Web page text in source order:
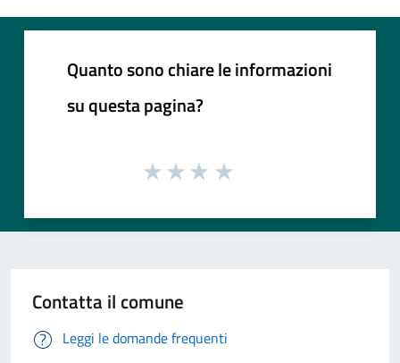
Quanto sono chiare le informazioni
su questa pagina?
Contatta il comune
Leggi le domande frequenti